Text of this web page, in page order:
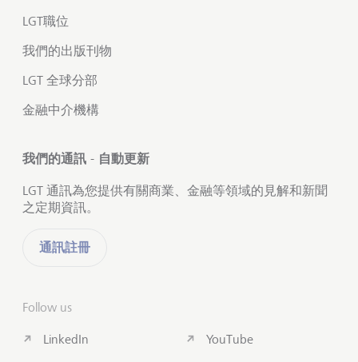
LGT職位
我們的出版刊物
LGT 全球分部
金融中介機構
我們的通訊 - 自動更新
LGT 通訊為您提供有關商業、金融等領域的見解和新聞
之定期資訊。
通訊註冊
Follow us
LinkedIn YouTube